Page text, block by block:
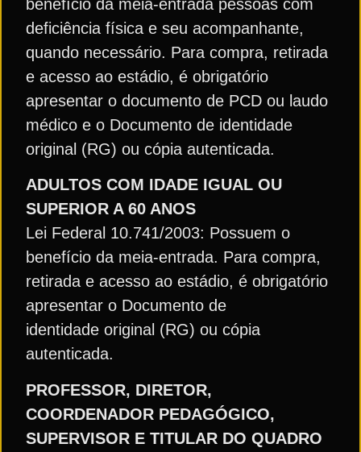
benefício da meia-entrada pessoas com
deficiência física e seu acompanhante,
quando necessário. Para compra, retirada
e acesso ao estádio, é obrigatório
apresentar o documento de PCD ou laudo
médico e o Documento de identidade
original (RG) ou cópia autenticada.
ADULTOS COM IDADE IGUAL OU
SUPERIOR A 60 ANOS
Lei Federal 10.741/2003: Possuem o
benefício da meia-entrada. Para compra,
retirada e acesso ao estádio, é obrigatório
apresentar o Documento de
identidade original (RG) ou cópia
autenticada.
PROFESSOR, DIRETOR,
COORDENADOR PEDAGÓGICO,
SUPERVISOR E TITULAR DO QUADRO